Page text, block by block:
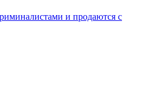
и продаются с